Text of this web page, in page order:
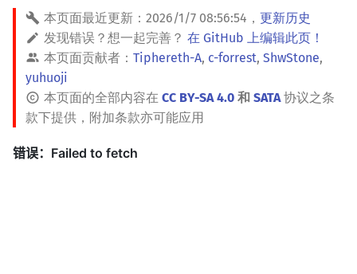
本页面最近更新： 2026/1/7 08:56:54 ， 更新历史
发现错误？想一起完善？ 在 GitHub 上编辑此页！
本页面贡献者： Tiphereth-A, c-forrest, ShwStone,
yuhuoji
本页面的全部内容在 CC BY-SA 4.0 和 SATA协议之条
款下提供，附加条款亦可能应用